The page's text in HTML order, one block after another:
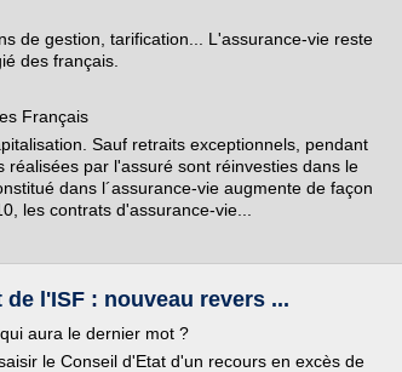
de gestion, tarification... L'assurance-vie reste
des français.
Français
Sauf retraits exceptionnels, pendant
par l'assuré sont réinvesties dans le
dans l´assurance-vie augmente de façon
les contrats d'assurance-vie...
l'ISF : nouveau revers ...
aura le dernier mot ?
le Conseil d'Etat d'un recours en excès de